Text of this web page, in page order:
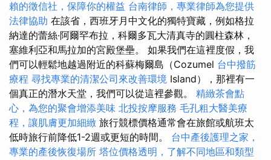
賴的徵信社，保障你的權益 台南律師，專業律師為您提供
法律協助 在該省，西班牙月中文化的獨特寶藏，例如格拉
納達的蕾絲·阿爾罕布拉，科爾多瓦大清真寺的圓柱森林，
塞維利亞和馬拉加的宮殿堡壘。 如果我們在這裡度假，我
們可以輕鬆地越過附近的科蘇梅爾島（Cozumel 台中撥筋
療程 尋找專業的清潔公司來改善環境 Island），那裡有一
個真正的潛水天堂，我們可以從這裡參觀。 精緻茶會點
心，為您的聚會增添美味 北投按摩服務 毛孔粗大醫美療
程，讓肌膚更加細緻 旅行競標價格通常會在旅館或航班太
低時旅行前降低1-2週或更短的時間。 台中產後護理之家，
專業的產後恢復場所 塔位價格透明，了解不同地區和類型